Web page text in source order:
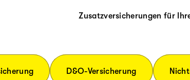
Zusatzversicherungen für
D&O-Versicherung